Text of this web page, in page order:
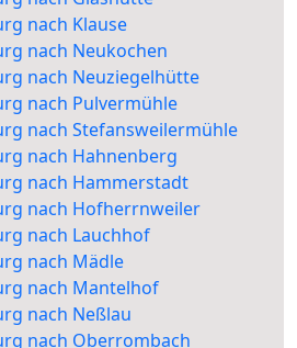
nach Klause
nach Neukochen
nach Neuziegelhütte
nach Pulvermühle
nach Stefansweilermühle
nach Hahnenberg
nach Hammerstadt
nach Hofherrnweiler
nach Lauchhof
nach Mädle
nach Mantelhof
nach Neßlau
nach Oberrombach